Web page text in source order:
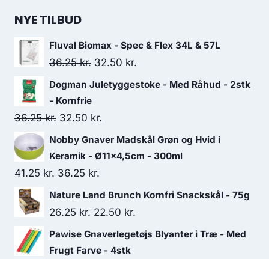
NYE TILBUD
Fluval Biomax - Spec & Flex 34L & 57L
36.25kr. Den
oprindelige
var:
36.25 kr..
32.50 kr.
aktuelle
32.50 kr..
Dogman Juletyggestoke - Med Råhud - 2stk
- Kornfrie
36.25kr. Den
oprindelige
pris
var:
36.25 kr..
32.50 kr.
aktuelle
pris
32.50 kr..
Nobby Gnaver Madskål Grøn og Hvid i
Keramik - Ø11x4,5cm - 300ml
41.25kr. Den
oprindelige
pris
41.25 kr..
36.25 kr.
aktuelle
pris
36.25 kr..
Nature Land Brunch Kornfri Snackskål - 75g
26.25kr. Den
oprindelige
pris
22.50 kr.
aktuelle
Pawise Gnaverlegetøjs Blyanter i Træ - Med
Frugt Farve - 4stk